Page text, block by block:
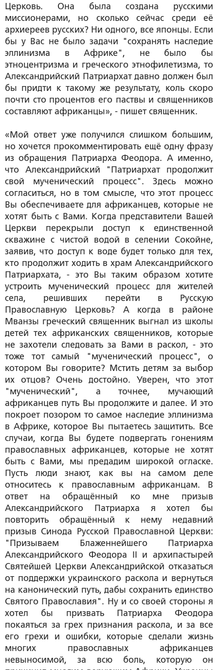
Церковь. Она была создана русскими
миссионерами, но сколько сейчас среди её
архиереев русских? Ни одного, все японцы. Если
бы у Вас не было задачи "сохранять наследие
эллинизма в Африке", не было бы
этноцентризма и греческого этнофилетизма, то
Александрийский Патриархат давно должен был
бы придти к такому же результату, коль скоро
почти сто процентов его паствы и священников
составляют африканцы», - пишет священник.
«Мой ответ уже получился слишком большим,
но хочется прокомментировать ещё одну фразу
из обращения Патриарха Феодора. А именно,
что Александрийский "Патриархат продолжит
свой мученический процесс". Здесь можно
согласиться, но в том смысле, что этот процесс
Вы обеспечиваете для африканцев, которые не
хотят быть с Вами. Когда представители Вашей
Церкви перекрыли доступ к единственной
скважине с чистой водой в селении Сокойне,
заявив, что доступ к воде будет только для тех,
кто продолжит ходить в храм Александрийского
Патриархата, - это Вы таким образом хотите
устроить мученический процесс для жителей
села, решивших перейти в Русскую
Православную Церковь? А когда в районе
Мванзы греческий священник выгнал из школы
детей тех африканских священников, которые
не захотели следовать за Вами в раскол, - это
тоже тот самый "мученический процесс", о
котором Вы говорите? Мстить детям за выбор
их отцов? Очень достойно. Уверен, что этот
"мученический", а точнее, мучающий
африканцев путь Вы продолжите и далее. И это
покроет позором то самое наследие эллинизма
в Африке, которое Вы пытаетесь защитить. Все
случаи, когда Вы будете подвергать гонениям
православных африканцев, которые не хотят
быть с Вами, мы предадим широкой огласке.
Пусть люди знают, как вы на самом деле
относитесь к православным африканцам. В
ответ на обращённый ко мне призыв
Александрийского Патриарха я хотел бы
повторить обращённый к нему недавний
призыв Синода Русской Православной Церкви:
"Призываем Блаженнейшего Патриарха
Александрийского Феодора II и архипастырей
Святейшей Церкви Александрийской отказаться
от поддержки украинского раскола и вернуться
на канонический путь, дабы сохранить единство
Святого Православия". Ну и со своей стороны я
хотел бы призвать Патриарха Феодора
покаяться за грех признания раскола, и за все
его грехи и ошибки, которые сделали жизнь
многих православных африканцев
невыносимой, за всю боль, которую он